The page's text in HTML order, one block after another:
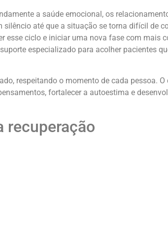
a saúde emocional, os
até que a situação se torna difícil de
esse ciclo e iniciar uma nova fase com mais
especializado para acolher pacientes
respeitando o momento de cada pessoa. O
fortalecer a autoestima e
recuperação